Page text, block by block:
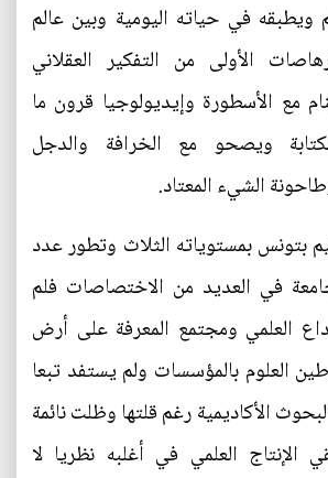
ويطبقه في حياته اليومية وبين عالم
الأولى من التفكير العقلاني
مع الأسطورة وإيديولوجيا قرون ما
ويصحو مع الخرافة والدجل
الشيء المعتاد.
بتونس بمستوياته الثلاث وتطور عدد
في العديد من الاختصاصات فلم
العلمي ومجتمع المعرفة على أرض
العلوم بالمؤسسات ولم يستفد تبعا
الأكاديمية رغم قلتها وظلت نائمة
الإنتاج العلمي في أغلبه نظريا لا